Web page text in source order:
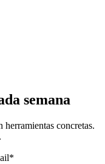
semana
herramientas concretas.
*